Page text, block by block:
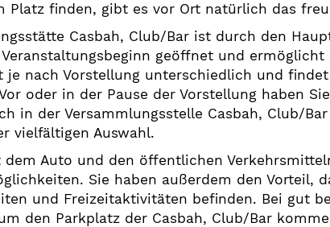
Platz finden, gibt es vor Ort natürlich das
Casbah, Club/Bar ist durch den
geöffnet und
je nach Vorstellung unterschiedlich und
oder in der Pause der Vorstellung haben
in der Versammlungsstelle Casbah, Club/
vielfältigen Auswahl.
Auto und den öffentlichen
Sie haben außerdem den Vorteil,
und Freizeitaktivitäten befinden. Bei gut
den Parkplatz der Casbah, Club/Bar